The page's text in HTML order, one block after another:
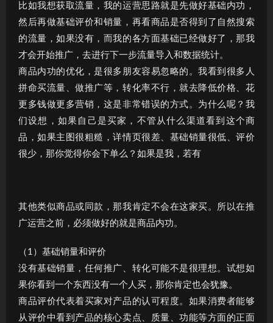
比如我想获取流量，我的运营思路就是先做好基础内功，
然后再做基础评价和销量，再看商品是否得到了自然搜索
的流量，如果没有，而我的各方面基础已经做好了，那我
才会开始推广，去进行下一步流量导入和数据统计。
商品内功的优化，是很多朋友容易忽略的。我看到很多人
拼命买流量、做推广等，转化率不行，就去降低价格、花
更多钱做更多营销，这是非常错误的方式。为什么呢？我
们设想，如果自己是买家，不管从什么渠道看到这个商
品，如果主图很粗糙，详情页很差、基础销量很低、评价
很少，那你觉得你会下单么？如果是我，若有
其他类似商品或同款，那我肯定不会在这家买。所以在推
广运营之前，必须做好的就是商品内功。
（1）基础销量和评价
没有基础销量，任何推广、转化可能不是很理想。试想如
果你看到一个东西没有一个人买，那你肯定也会犹豫。
商品评价代表着买家对产品的认可程度。如果消费者能够
从评价中看到产品的核心卖点、质量、功能等方面的正面